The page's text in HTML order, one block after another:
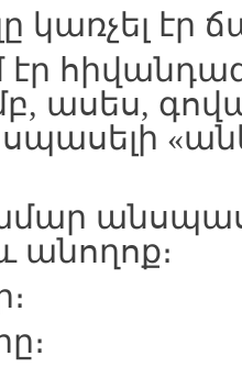
կառչել էր
էր
ասես,
անողոք։